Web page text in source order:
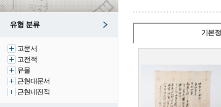
유형 분류
고문서
고전적
유물
근현대문서
근현대전적
기본